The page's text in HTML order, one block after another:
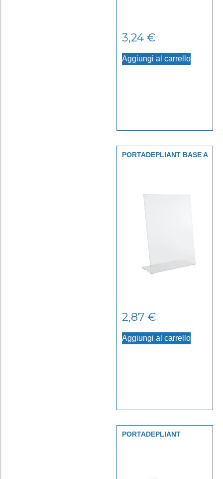
3,24 €
Aggiungi al carrello
PORTADEPLIANT BASE A
2,87 €
Aggiungi al carrello
PORTADEPLIANT